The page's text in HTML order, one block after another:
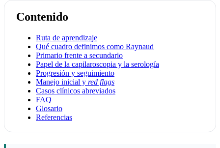
Contenido
Ruta de aprendizaje
Qué cuadro definimos como Raynaud
Primario frente a secundario
Papel de la capilaroscopia y la serología
Progresión y seguimiento
Manejo inicial y red flags
Casos clínicos abreviados
FAQ
Glosario
Referencias